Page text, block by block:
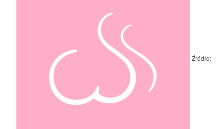
Źródło: